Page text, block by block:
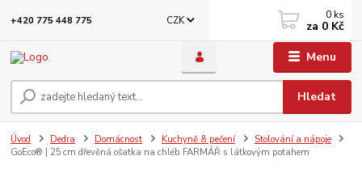
Menu
CZK
Hledat
+420 775 448 775 0 ks
za 0 Kč
Úvod Dedra Domácnost Kuchyně & pečení
Stolování a nápoje
GoEco® | 25 cm dřevěná ošatka na chléb FARMÁŘ s látkovým potahem